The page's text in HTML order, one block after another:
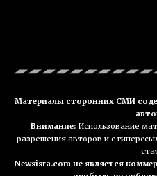
Материалы сторонних СМИ
Внимание: Использование
разрешения авторов и с
Newsisra.com не является